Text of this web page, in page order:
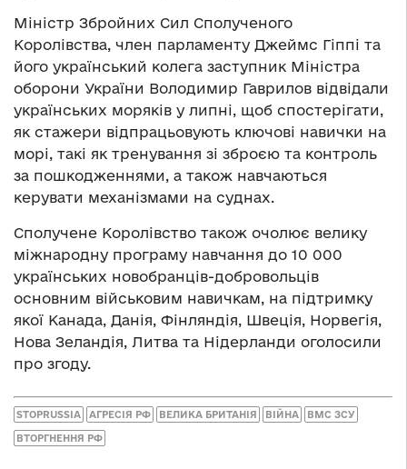
Міністр Збройних Сил Сполученого
Королівства, член парламенту Джеймс Гіппі та
його український колега заступник Міністра
оборони України Володимир Гаврилов відвідали
українських моряків у липні, щоб спостерігати,
як стажери відпрацьовують ключові навички на
морі, такі як тренування зі зброєю та контроль
за пошкодженнями, а також навчаються
керувати механізмами на суднах.
Сполучене Королівство також очолює велику
міжнародну програму навчання до 10 000
українських новобранців-добровольців
основним військовим навичкам, на підтримку
якої Канада, Данія, Фінляндія, Швеція, Норвегія,
Нова Зеландія, Литва та Нідерланди оголосили
про згоду.
STOPRUSSIA АГРЕСІЯ РФ ВЕЛИКА БРИТАНІЯ ВІЙНА ВМС ЗСУ
ВТОРГНЕННЯ РФ